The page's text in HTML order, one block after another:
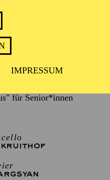
IMPRESSUM
Pause
für Senior*innen